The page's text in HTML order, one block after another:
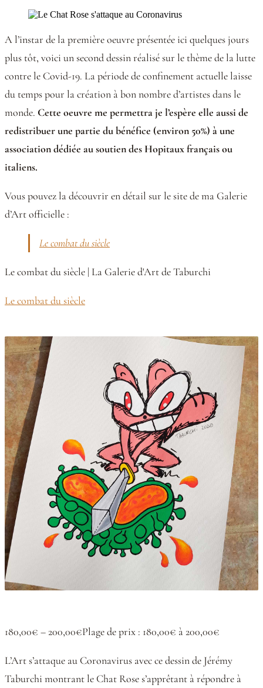
A l’instar de la première oeuvre présentée ici quelques jours
plus tôt, voici un second dessin réalisé sur le thème de la lutte
contre le Covid-19. La période de confinement actuelle laisse
du temps pour la création à bon nombre d’artistes dans le
monde. Cette oeuvre me permettra je l’espère elle aussi de
redistribuer une partie du bénéfice (environ 50%) à une
association dédiée au soutien des Hopitaux français ou
italiens.
Vous pouvez la découvrir en détail sur le site de ma Galerie
d’Art officielle :
Le combat du siècle
Le combat du siècle | La Galerie d'Art de Taburchi
Le combat du siècle
180,00€ – 200,00€Plage de prix : 180,00€ à 200,00€
L’Art s’attaque au Coronavirus avec ce dessin de Jérémy
Taburchi montrant le Chat Rose s’apprêtant à répondre à